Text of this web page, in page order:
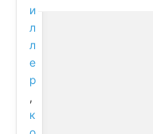
и
л
л
е
р
,
к